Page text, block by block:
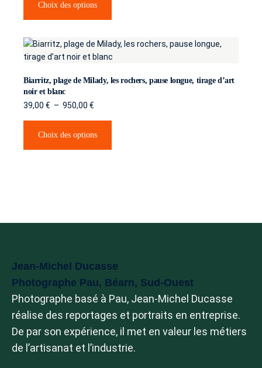
Photographie de bouteille de vin et
spiritueux
Bio
Banque d’images
Séries
Graphite
Black ocean
Italie
Instants Italiens
Venise
Choix des options
Biarritz, plage de Milady, les rochers, pause longue, tirage d’art
noir et blanc
39,00 € – 950,00 €
Choix des options
Jean-Michel Ducasse
Photographe Pau, Béarn, Sud-Ouest
Photographe basé à Pau, Jean-Michel Ducasse
réalise des reportages et portraits en entreprise.
De par son expérience, il met en valeur les métiers
de l’artisanat et l’industrie.